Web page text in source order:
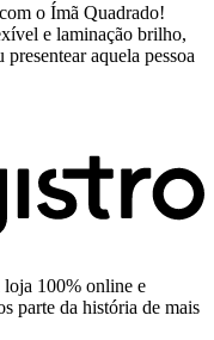
o Ímã Quadrado!
e laminação brilho,
aquela pessoa
100% online e
parte da história de mais